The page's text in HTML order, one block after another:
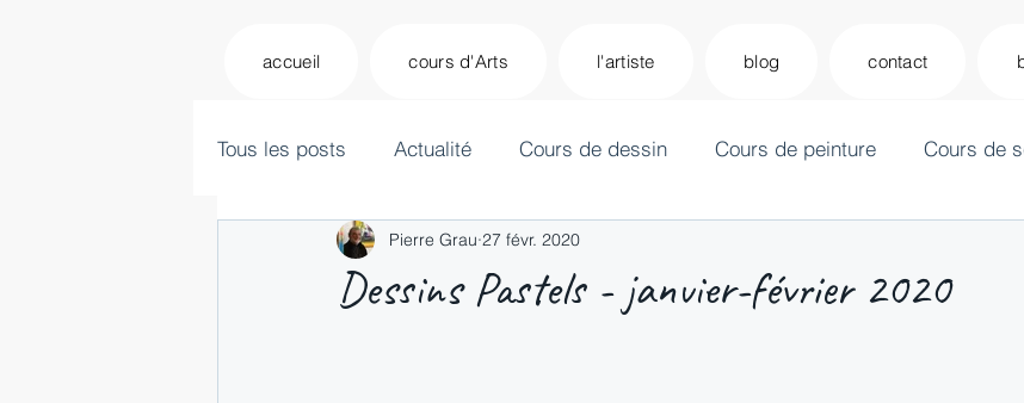
accueil cours d'Arts l'artiste blog contact
Tous les posts Actualité Cours de dessin Cours de peinture Cours de
Dessins Pastels - janvier-février 2020
Pierre Grau 27 févr. 2020